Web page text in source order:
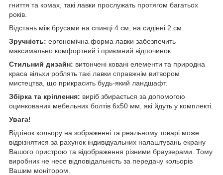
гниття та комах, такі лавки прослужать протягом багатьох
років.
Відстань між брусами на спинці 4 см, на сидінні 2 см.
Зручність: ергономічна форма лавки забезпечить
максимально комфортний і приємний відпочинок.
Стильний дизайн: витончені ковані елементи та природна
краса вільхи роблять такі лавки справжнім витвором
мистецтва, що прикрасить будь-який ландшафт.
Збірка та кріплення: виріб збирається за допомогою
оцинкованих мебельних болтів 6х50 мм, які йдуть у комплекті.
Увага!
Відтінок кольору на зображенні та реальному товарі може
відрізнятися за рахунок індивідуальних налаштувань екрану
Вашого пристрою та відображення різними браузерами. Тому
виробник не несе відповідальність за передачу кольорів
Вашим монітором.